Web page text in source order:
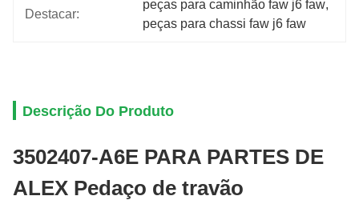
Destacar:
peças para caminhão faw j6 faw,
peças para chassi faw j6 faw
Descrição Do Produto
3502407-A6E PARA PARTES DE
ALEX Pedaço de travão